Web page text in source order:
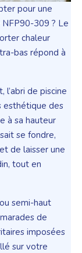
pour une
309 ? Le
chaleur
bas répond à
l’abri de piscine
esthétique des
à sa hauteur
se fondre,
de laisser une
tout en
semi-haut
de
imposées
sur votre